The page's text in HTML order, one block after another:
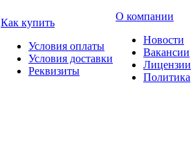
Как купить
Условия оплаты
Условия доставки
Реквизиты
О компании
Новости
Вакансии
Лицензии
Политика